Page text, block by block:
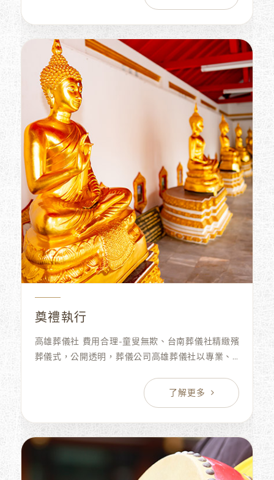
奠禮執行
高雄葬儀社 費用合理-童叟無欺、台南葬儀社精緻殯
葬儀式，公開透明，葬儀公司高雄葬儀社以專業、
儀公司圓滿至親人生的最後旅程，免費諮詢。